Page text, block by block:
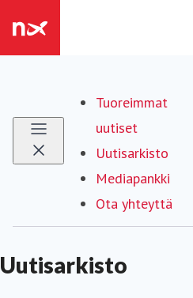
Tuoreimmat
uutiset
Uutisarkisto
Mediapankki
Ota yhteyttä
Uutisarkisto